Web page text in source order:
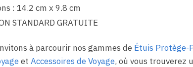
: 14.2 cm x 9.8 cm
STANDARD GRATUITE
à parcourir nos gammes de Étuis Protège-
et Accessoires de Voyage, où vous trouverez